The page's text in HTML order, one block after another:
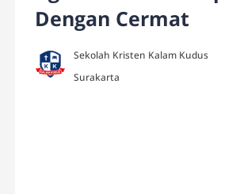
Dengan Cermat
Sekolah Kristen Kalam Kudus
Surakarta